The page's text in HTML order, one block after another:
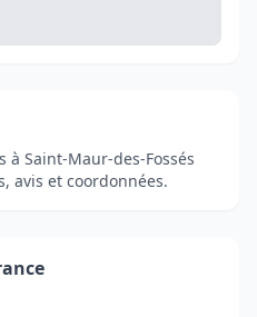
à Saint-Maur-des-Fossés
avis et coordonnées.